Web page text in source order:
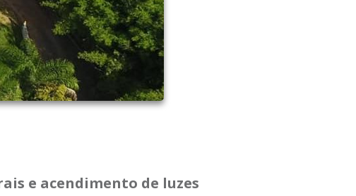
e acendimento de luzes